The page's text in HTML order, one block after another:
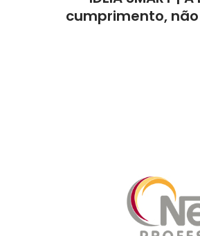
cumprimento,